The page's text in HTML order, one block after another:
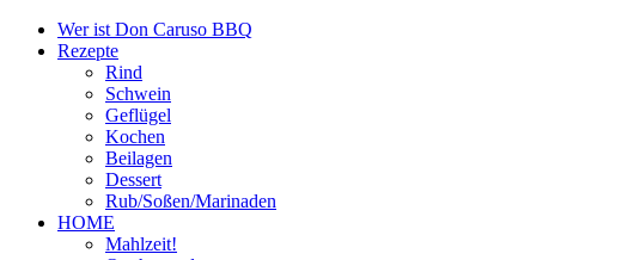
Wer ist Don Caruso BBQ
Rezepte
Rind
Schwein
Geflügel
Kochen
Beilagen
Dessert
Rub/Soßen/Marinaden
HOME
Mahlzeit!